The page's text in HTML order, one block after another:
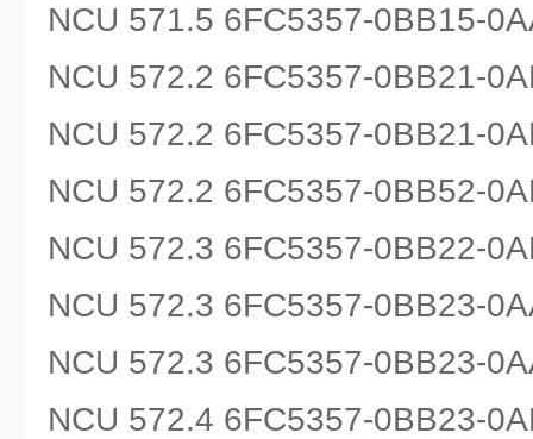
NCU 571.5 6FC5357-0BB15-
NCU 572.2 6FC5357-0BB21-
NCU 572.2 6FC5357-0BB21-
NCU 572.2 6FC5357-0BB52-
NCU 572.3 6FC5357-0BB22-
NCU 572.3 6FC5357-0BB23-
NCU 572.3 6FC5357-0BB23-
NCU 572.4 6FC5357-0BB23-